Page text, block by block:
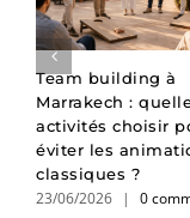
Team building à
Marrakech :
activités choisir
éviter les
classiques ?
23/06/2026 | 0